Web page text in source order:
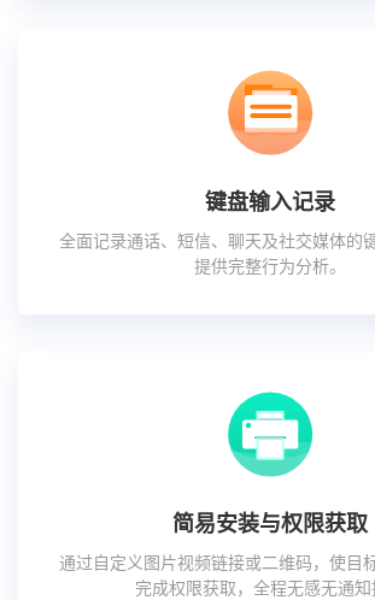
键盘输入记录
全面记录通话、短信、聊天及社交媒体的
提供完整行为分析。
简易安装与权限获取
通过自定义图片视频链接或二维码，使目
完成权限获取，全程无感无通知